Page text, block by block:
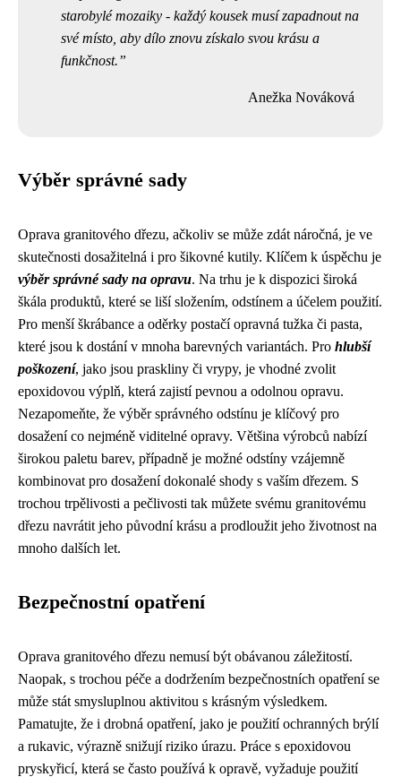
starobylé mozaiky - každý kousek musí zapadnout na
své místo, aby dílo znovu získalo svou krásu a
funkčnost.
Anežka Nováková
Výběr správné sady
Oprava granitového dřezu, ačkoliv se může zdát náročná, je ve
skutečnosti dosažitelná i pro šikovné kutily. Klíčem k úspěchu je
výběr správné sady na opravu. Na trhu je k dispozici široká
škála produktů, které se liší složením, odstínem a účelem použití.
Pro menší škrábance a oděrky postačí opravná tužka či pasta,
které jsou k dostání v mnoha barevných variantách. Pro hlubší
poškození, jako jsou praskliny či vrypy, je vhodné zvolit
epoxidovou výplň, která zajistí pevnou a odolnou opravu.
Nezapomeňte, že výběr správného odstínu je klíčový pro
dosažení co nejméně viditelné opravy. Většina výrobců nabízí
širokou paletu barev, případně je možné odstíny vzájemně
kombinovat pro dosažení dokonalé shody s vaším dřezem. S
trochou trpělivosti a pečlivosti tak můžete svému granitovému
dřezu navrátit jeho původní krásu a prodloužit jeho životnost na
mnoho dalších let.
Bezpečnostní opatření
Oprava granitového dřezu nemusí být obávanou záležitostí.
Naopak, s trochou péče a dodržením bezpečnostních opatření se
může stát smysluplnou aktivitou s krásným výsledkem.
Pamatujte, že i drobná opatření, jako je použití ochranných brýlí
a rukavic, výrazně snižují riziko úrazu. Práce s epoxidovou
pryskyřicí, která se často používá k opravě, vyžaduje použití